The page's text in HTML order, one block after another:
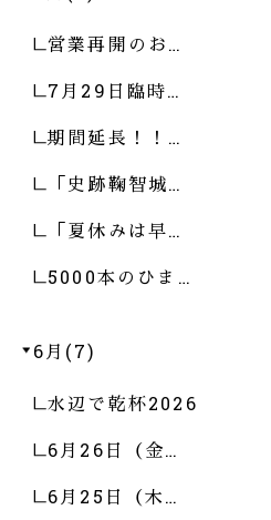
営業再開のお…
7月29日臨時…
期間延長！！…
「史跡鞠智城…
「夏休みは早…
5000本のひま…
6月(7)
水辺で乾杯2026
6月26日（金…
6月25日（木…